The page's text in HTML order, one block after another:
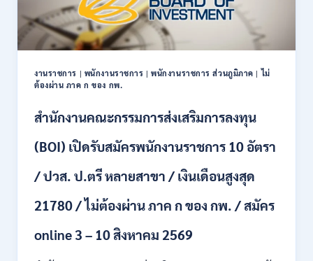
เป็น
พนักงาน
11
อัตรา
ป.ตรี
ทุก
และ
ขึ้น
/
ต้อง
ภาค
งานราชการ | พนักงานราชการ |พนักงานราชการ ส่วนภูมิภาค |ไม่
ต้องผ่าน ภาค ก ของ กพ.
สำนักงานคณะกรรมการส่งเสริมการลงทุน
(BOI) เปิดรับสมัครพนักงานราชการ 10 อัตรา
/ ปวส. ป.ตรี หลายสาขา / เงินเดือนสูงสุด
21780 / ไม่ต้องผ่าน ภาค ก ของ กพ. / สมัคร
online 3 – 10 สิงหาคม 2569